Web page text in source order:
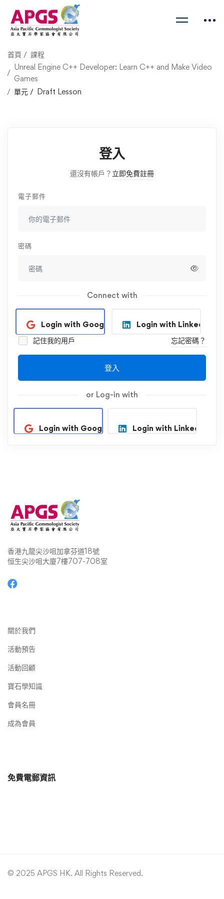
首頁
課程
Unreal Engine C++ Developer: Learn C++ and Make Video
Games
單元
Draft Lesson
登入
還沒有帳戶？ 立即免費註冊
電子郵件
密碼
Connect with
Login with Google
Login with Linkedin
記住我的用戶
忘記密碼？
登入
or Log-in with
Login with Google Login with Linkedin
香港九龍尖沙咀加拿芬道18號
恒生尖沙咀大廈7樓707-708室
關於我們
活動預告
活動回顧
寶石學知識
會員名冊
成為會員
免費電郵資訊
© 2025 APGS HK. All Rights Reserved.